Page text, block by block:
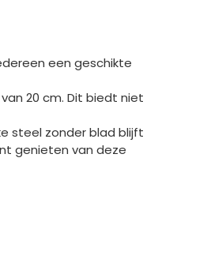
een geschikte
20 cm. Dit biedt niet
steel zonder blad blijft
genieten van deze